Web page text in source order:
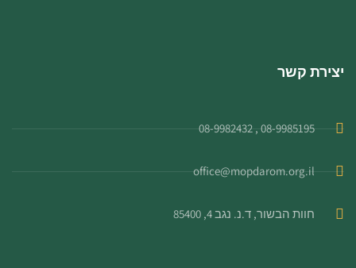
יצירת קשר
08-9985195 , 08-9982432
office@mopdarom.org.il
חוות הבשור, ד.נ. נגב 4, 85400